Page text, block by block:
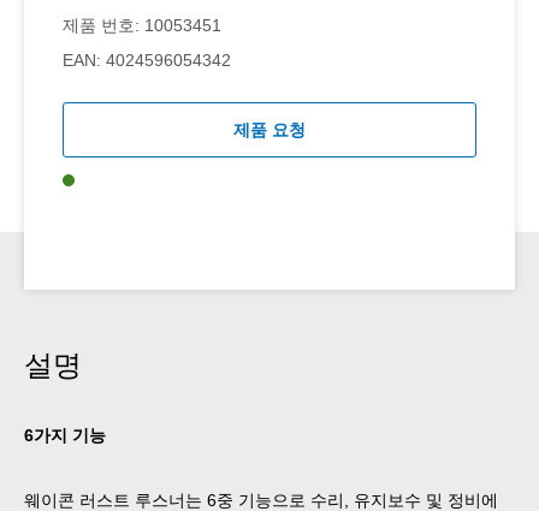
제품 번호: 10053451
EAN: 4024596054342
제품 요청
설명
6가지 기능
웨이콘 러스트 루스너는 6중 기능으로 수리, 유지보수 및 정비에